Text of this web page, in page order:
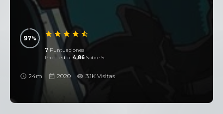
97
7 Puntuaciones
Promedio: 4,86 Sobre 5
24m 2020 3.1K Visitas